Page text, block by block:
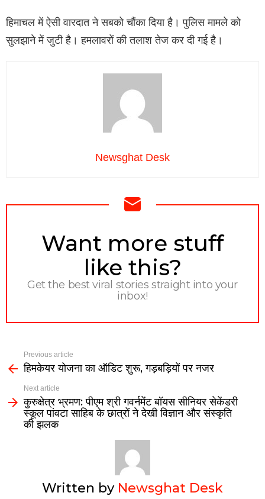
हिमाचल में ऐसी वारदात ने सबको चौंका दिया है। पुलिस मामले को
सुलझाने में जुटी है। हमलावरों की तलाश तेज कर दी गई है।
Newsghat Desk
NEWSLETTER
Want more stuff
like this?
Get the best viral stories straight into your
inbox!
Previous article
हिमकेयर योजना का ऑडिट शुरू, गड़बड़ियों पर नजर
Next article
कुरुक्षेत्र भ्रमण: पीएम श्री गवर्नमेंट बॉयस सीनियर सेकेंडरी
स्कूल पांवटा साहिब के छात्रों ने देखी विज्ञान और संस्कृति
की झलक
Written by Newsghat Desk